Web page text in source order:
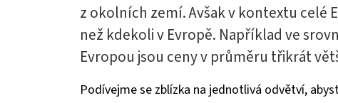
z okolních zemí. Avšak v kontextu celé
než kdekoli v Evropě. Například ve
Evropou jsou ceny v průměru třikrát
Podívejme se zblízka na jednotlivá odvětví,